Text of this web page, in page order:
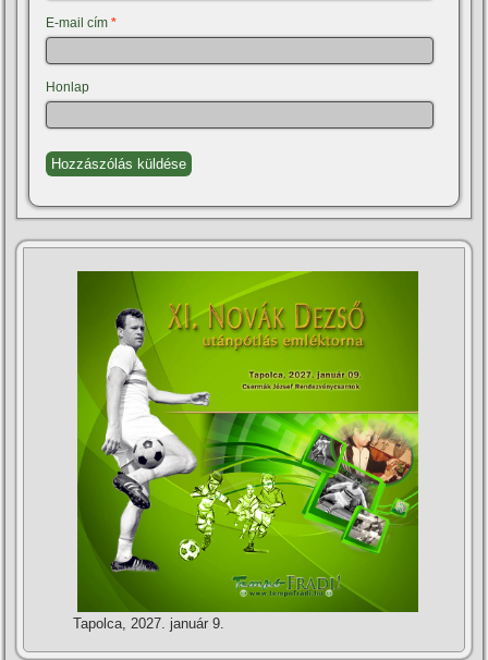
E-mail cím*
Honlap
Tapolca, 2027. január 9.